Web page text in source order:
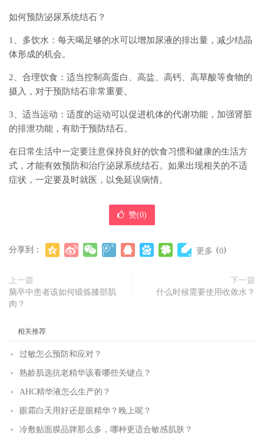
如何预防泌尿系统结石？
1、多饮水：每天喝足够的水可以增加尿液的排出量，减少结晶
体形成的机会。
2、合理饮食：适当控制高蛋白、高盐、高钙、高草酸等食物的
摄入，对于预防结石非常重要。
3、适当运动：适度的运动可以促进机体的代谢功能，加强肾脏
的排泄功能，有助于预防结石。
在日常生活中一定要注意保持良好的饮食习惯和健康的生活方
式，才能有效预防和治疗泌尿系统结石。如果出现相关的不适
症状，一定要及时就医，以免延误病情。
赞(0)
分享到： 更多 (0)
上一篇
脑卒中患者该如何锻炼膝部肌
肉？
下一篇
什么时候需要使用收敛水？
相关推荐
过敏怎么预防和应对？
熟龄肌选抗老精华该看哪些关键点？
AHC精华液怎么生产的？
眼霜白天用好还是眼精华？晚上呢？
冷敷贴面膜品牌那么多，哪种更适合敏感肌肤？